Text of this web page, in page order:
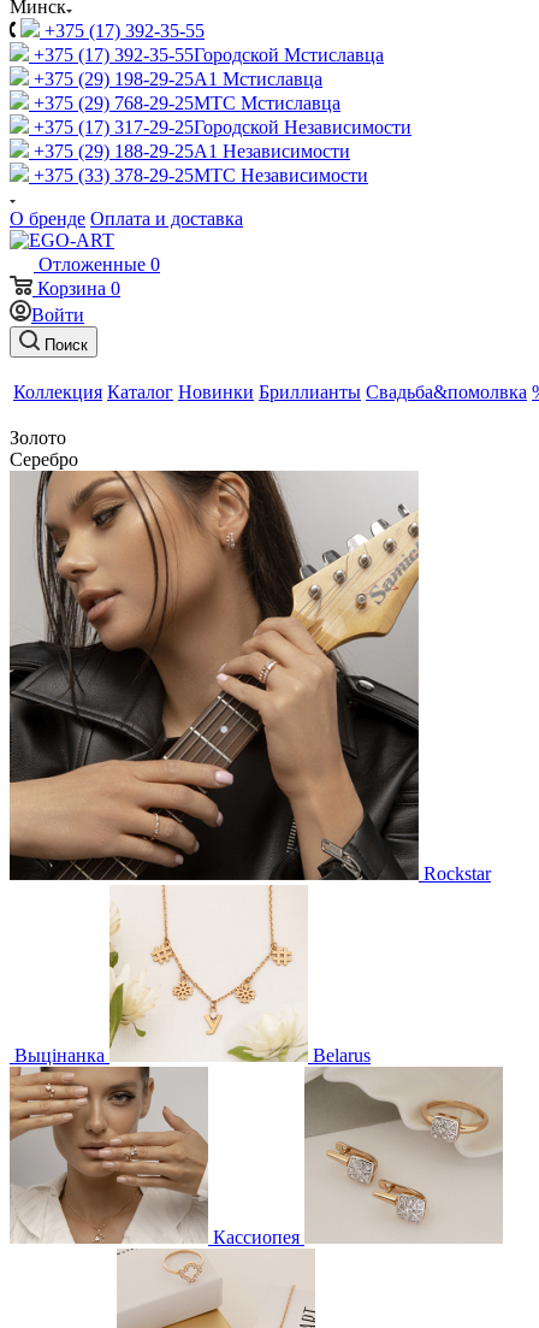
Минск
+375 (17) 392-35-55
+375 (17) 392-35-55Городской Мстиславца
+375 (29) 198-29-25A1 Мстиславца
+375 (29) 768-29-25МТС Мстиславца
+375 (17) 317-29-25Городской Независимости
+375 (29) 188-29-25A1 Независимости
+375 (33) 378-29-25МТС Независимости
О бренде Оплата и доставка
Отложенные 0
Корзина 0
Войти
Поиск
Коллекция Каталог Новинки Бриллианты Свадьба&помолвка
Золото
Серебро
Rockstar
Выцінанка Belarus
Кассиопея